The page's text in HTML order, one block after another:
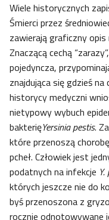
Wiele historycznych
Śmierci przez
zawierają graficzny
Znaczącą cechą
pojedyncza,
znajdująca się gdzieś
historycy medyczni
nietypowy wybuch
bakterięYersinia pestis.
które przenoszą
pcheł. Człowiek jest
podatnych na infekcje
których jeszcze nie do
byś przenoszona z
rocznie odnotowywane